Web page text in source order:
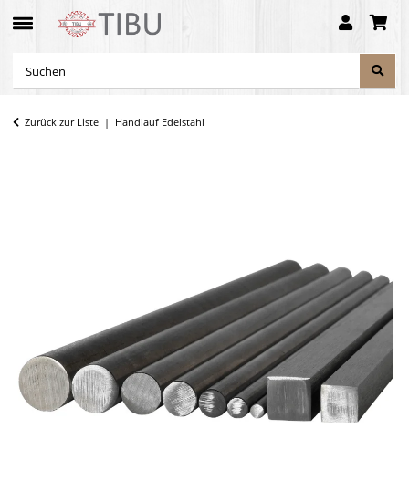
Zurück zur Liste Handlauf Edelstahl